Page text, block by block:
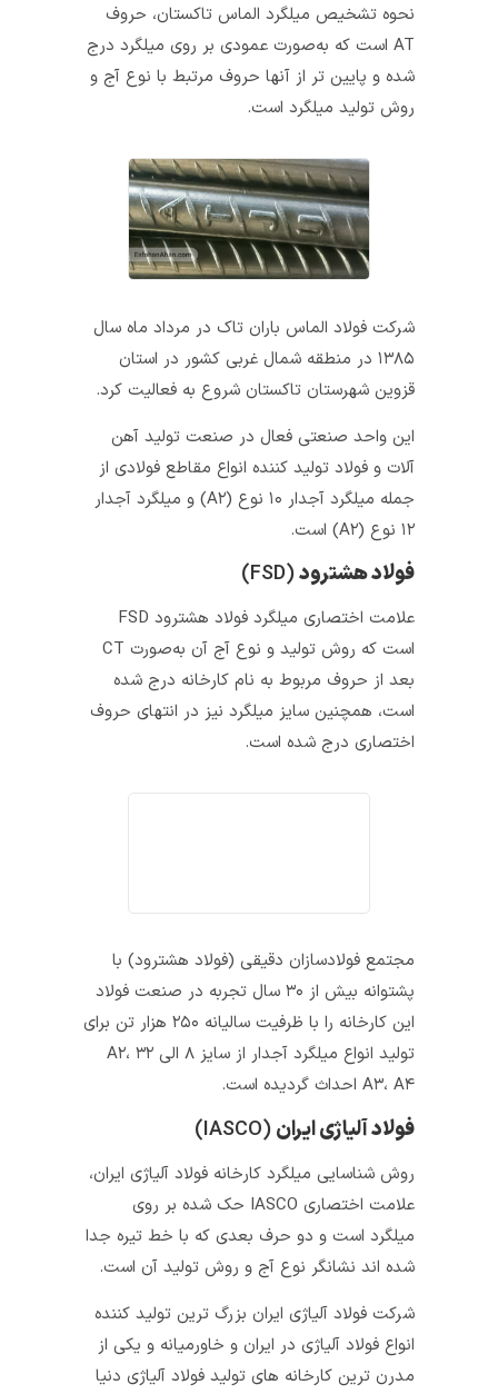
نحوه تشخیص میلگرد الماس تاکستان، حروف
AT است که به‌صورت عمودی بر روی میلگرد درج
شده‌ و پایین‌ تر از آنها حروف مرتبط با نوع آج و
روش تولید میلگرد است.
شرکت فولاد الماس باران تاک در مرداد ماه سال
۱۳۸۵ در منطقه شمال غربی کشور در استان
قزوین شهرستان تاکستان شروع به فعالیت کرد.
این واحد صنعتی فعال در صنعت تولید آهن
آلات و فولاد تولید کننده انواع مقاطع فولادی از
جمله میلگرد آجدار ۱۰ نوع (A۲) و میلگرد آجدار
فولاد هشترود(FSD)
علامت اختصاری میلگرد فولاد هشترود FSD
است که روش تولید و نوع آج آن به‌صورت CT
بعد از حروف مربوط به نام کارخانه درج شده
است، همچنین سایز میلگرد نیز در انتهای حروف
اختصاری درج شده است.
مجتمع فولادسازان دقیقی (فولاد هشترود) با
پشتوانه بیش از ۳۰ سال تجربه در صنعت فولاد
این کارخانه را با ظرفیت سالیانه ۲۵۰ هزار تن برای
تولید انواع میلگرد آجدار از سایز ۸ الی ۳۲ A۲،
فولاد آلیاژی ایران(IASCO)
روش شناسایی میلگرد کارخانه فولاد آلیاژی ایران،
علامت اختصاری IASCO حک شده بر روی
میلگرد است و دو حرف بعدی که با خط تیره جدا
شده‌ اند نشانگر نوع آج و روش تولید آن است.
شرکت فولاد آلیاژی ایران بزرگ ترین تولید کننده
انواع فولاد آلیاژی در ایران و خاورمیانه و یکی از
مدرن‌ ترین کارخانه‌ های تولید فولاد آلیاژی دنیا